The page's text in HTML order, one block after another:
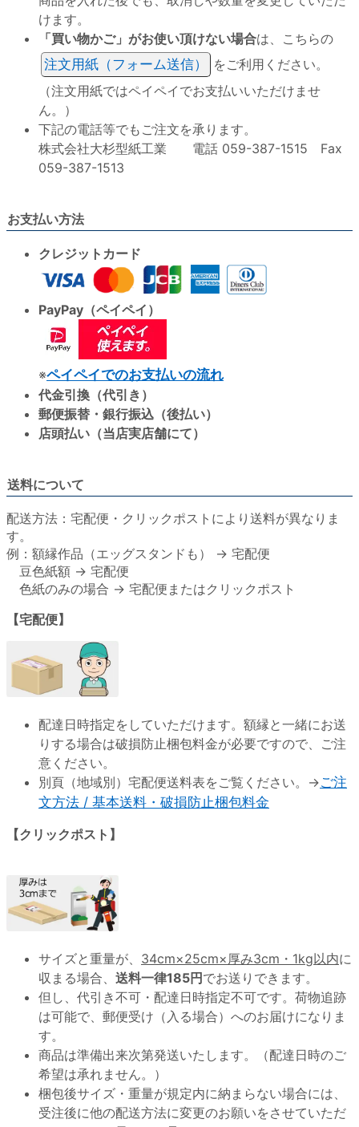
けます。
「買い物かご」がお使い頂けない場合は、こちらの
注文用紙（フォーム送信）
をご利用ください。
（注文用紙ではペイペイでお支払いいただけませ
ん。）
下記の電話等でもご注文を承ります。
株式会社大杉型紙工業 電話 059-387-1515 Fax
059-387-1513
お支払い方法
クレジットカード
PayPay（ペイペイ）
※ペイペイでのお支払いの流れ
代金引換（代引き）
郵便振替・銀行振込（後払い）
店頭払い（当店実店舗にて）
送料について
配送方法：宅配便・クリックポストにより送料が異なりま
す。
例：額縁作品（エッグスタンドも） → 宅配便
豆色紙額 → 宅配便
色紙のみの場合 → 宅配便またはクリックポスト
【宅配便】
配達日時指定をしていただけます。額縁と一緒にお送
りする場合は破損防止梱包料金が必要ですので、ご注
意ください。
別頁（地域別）宅配便送料表をご覧ください。→ご注
文方法 / 基本送料・破損防止梱包料金
【クリックポスト】
サイズと重量が、 34cm×25cm×厚み3cm・1kg以内に
収まる場合、 送料一律185円 でお送りできます。
但し、代引き不可・配達日時指定不可です。荷物追跡
は可能で、郵便受け（入る場合）へのお届けになりま
す。
商品は準備出来次第発送いたします。（配達日時のご
希望は承れません。）
梱包後サイズ・重量が規定内に納まらない場合には、
受注後に他の配送方法に変更のお願いをさせていただ